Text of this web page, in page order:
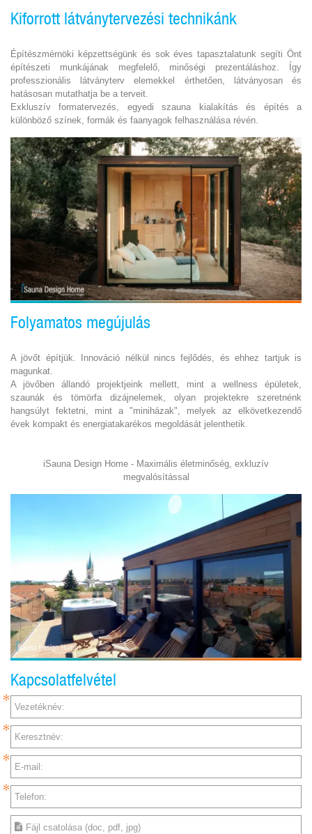
Kiforrott látványtervezési technikánk
Építészmérnöki képzettségünk és sok éves tapasztalatunk segíti Önt
építészeti munkájának megfelelő, minőségi prezentáláshoz. Így
professzionális látványterv elemekkel érthetően, látványosan és
hatásosan mutathatja be a terveit.
Exkluszív formatervezés, egyedi szauna kialakítás és építés a
különböző színek, formák és faanyagok felhasználása révén.
Folyamatos megújulás
A jövőt építjük. Innováció nélkül nincs fejlődés, és ehhez tartjuk is
magunkat.
A jövőben állandó projektjeink mellett, mint a wellness épületek,
szaunák és tömörfa dizájnelemek, olyan projektekre szeretnénk
hangsúlyt fektetni, mint a "miniházak", melyek az elkövetkezendő
évek kompakt és energiatakarékos megoldását jelenthetik.
iSauna Design Home - Maximális életminőség, exkluzív
megvalósítással
Kapcsolatfelvétel
Vezetéknév:
Keresztnév:
E-mail:
Telefon:
Fájl csatolása (doc, pdf, jpg)